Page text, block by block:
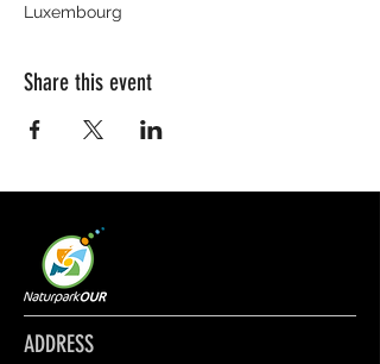
Luxembourg
Share this event
ADDRESS